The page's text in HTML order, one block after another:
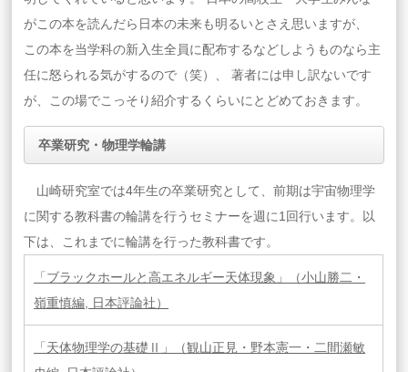
がこの本を読んだら日本の未来も明るいとさえ思いますが、
この本を当学科の新入生全員に配布するなどしようものなら主
任に怒られる気がするので（笑）、 著者には申し訳ないです
が、この場でこっそり紹介するくらいにとどめておきます。
卒業研究・物理学輪講
山崎研究室では4年生の卒業研究として、前期は宇宙物理学
に関する教科書の輪講を行うセミナーを週に1回行います。以
下は、これまでに輪講を行った教科書です。
「ブラックホールと高エネルギー天体現象」（小山勝二・
嶺重慎編, 日本評論社）
「天体物理学の基礎Ⅱ」（観山正見・野本憲一・二間瀬敏